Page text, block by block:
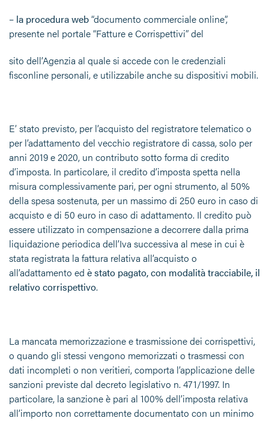
– la procedura web“documento commerciale online”,
presente nel portale “Fatture e Corrispettivi” del
sito dell’Agenzia al quale si accede con le credenziali
fisconline personali, e utilizzabile anche su dispositivi mobili.
E’ stato previsto, per l’acquisto del registratore telematico o
per l’adattamento del vecchio registratore di cassa, solo per
anni 2019 e 2020, un contributo sotto forma di credito
d’imposta. In particolare, il credito d’imposta spetta nella
misura complessivamente pari, per ogni strumento, al 50%
della spesa sostenuta, per un massimo di 250 euro in caso di
acquisto e di 50 euro in caso di adattamento. Il credito può
essere utilizzato in compensazione a decorrere dalla prima
liquidazione periodica dell’Iva successiva al mese in cui è
stata registrata la fattura relativa all’acquisto o
all’adattamento ed è stato pagato, con modalità tracciabile, il
relativo corrispettivo.
La mancata memorizzazione e trasmissione dei corrispettivi,
o quando gli stessi vengono memorizzati o trasmessi con
dati incompleti o non veritieri, comporta l’applicazione delle
sanzioni previste dal decreto legislativo n. 471/1997. In
particolare, la sanzione è pari al 100% dell’imposta relativa
all’importo non correttamente documentato con un minimo